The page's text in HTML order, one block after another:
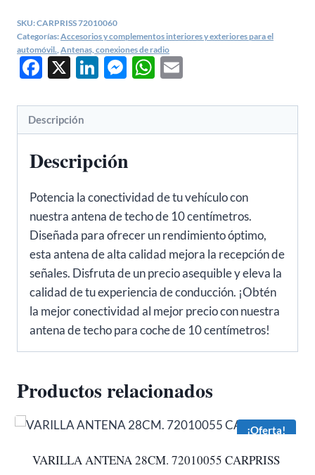
CARPRISS
72010060
cantidad
SKU:CARPRISS 72010060
Categorías:Accesorios y complementos interiores y exteriores para el
automóvil. Antenas, conexiones de radio
Facebook
X LinkedIn
Messenger
WhatsApp
Descripción
Descripción
Potencia la conectividad de tu vehículo con
nuestra antena de techo de 10 centímetros.
Diseñada para ofrecer un rendimiento óptimo,
esta antena de alta calidad mejora la recepción de
señales. Disfruta de un precio asequible y eleva la
calidad de tu experiencia de conducción. ¡Obtén
la mejor conectividad al mejor precio con nuestra
antena de techo para coche de 10 centímetros!
Productos relacionados
¡Oferta!
VARILLA ANTENA 28CM. 72010055 CARPRISS